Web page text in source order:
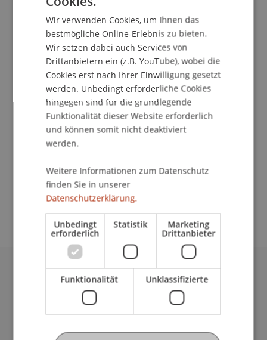
Dozierende/Dozierender:
Prof. Dipl.-Arch. ETH/SIA Dietrich Schwarz
School/Professur:
Studienverwaltung Bachelorstudiengang
Architektur
Veranstaltungsdetails
Kontakt
Universität Liechtenstein
Fürst-Franz-Josef-Strasse
Wir verwenden Cookies, um Ihnen das
bestmögliche Online-Erlebnis zu bieten.
Wir setzen dabei auch Services von
Drittanbietern ein (z.B. YouTube), wobei die
Cookies erst nach Ihrer Einwilligung gesetzt
werden. Unbedingt erforderliche Cookies
hingegen sind für die grundlegende
Funktionalität dieser Website erforderlich
und können somit nicht deaktiviert
werden.
Weitere Informationen zum Datenschutz
finden Sie in unserer
Datenschutzerklärung.
Unbedingt
erforderlich
Statistik Marketing
Drittanbieter
Funktionalität Unklassifizierte